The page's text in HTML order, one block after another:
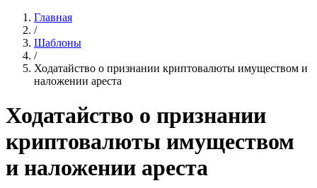
Главная
/
Шаблоны
/
Ходатайство о признании криптовалюты имуществом и
наложении ареста
Ходатайство о признании
криптовалюты имуществом
и наложении ареста